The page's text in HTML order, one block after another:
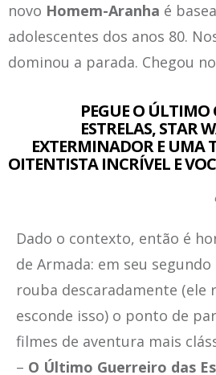
novo Homem-Aranha é
adolescentes dos anos 80.
dominou a parada. Chegou
PEGUE O ÚLTIMO
ESTRELAS, STAR
EXTERMINADOR E UMA
OITENTISTA INCRÍVEL E
Dado o contexto, então é
de Armada: em seu
rouba descaradamente (ele
esconde isso) o ponto de
filmes de aventura mais
– O Último Guerreiro das